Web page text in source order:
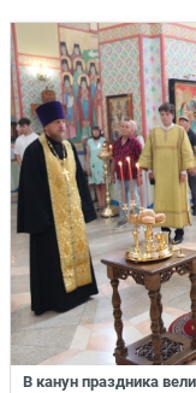
В канун праздника